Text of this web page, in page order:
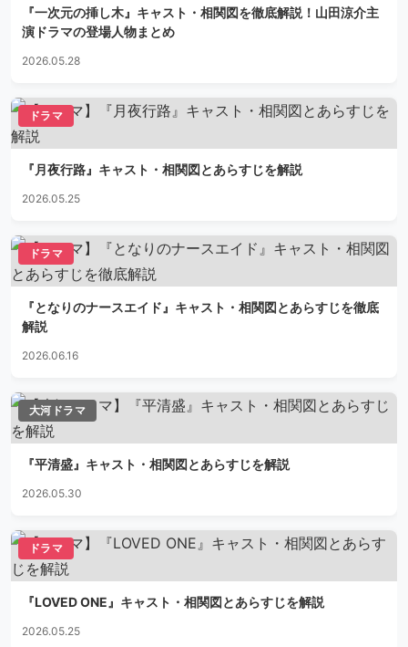
『一次元の挿し木』キャスト・相関図を徹底解説！山田涼介主
演ドラマの登場人物まとめ
2026.05.28
ドラマ
『月夜行路』キャスト・相関図とあらすじを解説
2026.05.25
ドラマ
『となりのナースエイド』キャスト・相関図とあらすじを徹底
解説
2026.06.16
大河ドラマ
『平清盛』キャスト・相関図とあらすじを解説
2026.05.30
ドラマ
『LOVED ONE』キャスト・相関図とあらすじを解説
2026.05.25